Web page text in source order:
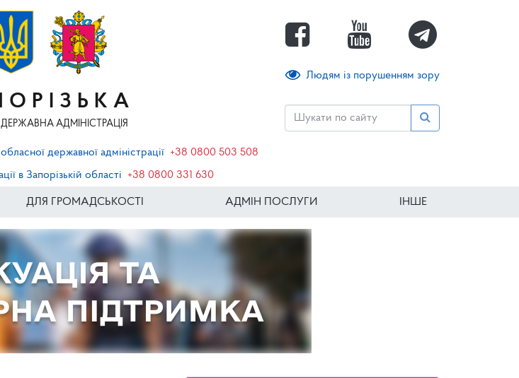
АДМІНІСТРАЦІЯ
Людям із порушенням зору
державної адміністрації +38 0800 503 508
в Запорізькій області
+38 0800 331 630
ДЛЯ ГРОМАДСЬКОСТІ АДМІН ПОСЛУГИ ІНШЕ